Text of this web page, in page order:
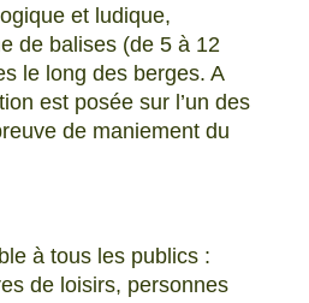
et ludique,
de balises (de 5 à 12
le long des berges. A
est posée sur l’un des
de maniement du
à tous les publics :
de loisirs, personnes